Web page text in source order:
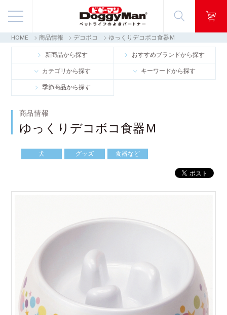
商品情報
映像ギャラリー
お客様窓口・Q＆A
会社情報
サイトマップ English
HOME 商品情報 デコボコ ゆっくりデコボコ食器Ｍ
新商品から探す おすすめブランドから探す
カテゴリから探す キーワードから探す
季節商品から探す
商品情報
ゆっくりデコボコ食器Ｍ
犬 グッズ 食器など